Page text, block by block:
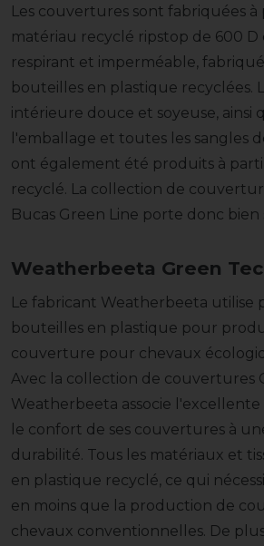
Les couvertures sont fabriquées
matériau recyclé ripstop de 600 D
respirant et imperméable,
bouteilles en plastique recyclées.
intérieure douce et soyeuse, ainsi
l'emballage et toutes les sangles
ont également été produits à
recyclé. La collection de
Bucas Green Line porte donc bien
Weatherbeeta Green
Le fabricant Weatherbeeta utilise
bouteilles en plastique pour
couverture pour chevaux
Avec la collection de couvertures
Weatherbeeta associe
le confort de ses couvertures à
durabilité. Tous les matériaux et
en plastique recyclé, ce qui
en moins que la production de
chevaux conventionnelles. De